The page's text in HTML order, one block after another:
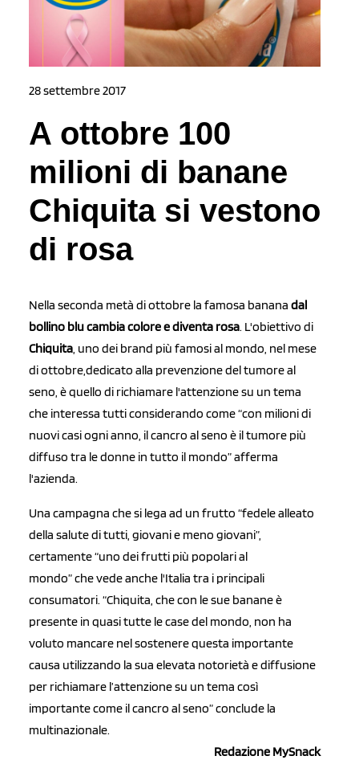
28 settembre 2017
A ottobre 100
milioni di banane
Chiquita si vestono
di rosa
Nella seconda metà di ottobre la famosa banana dal
bollino blu cambia colore e diventa rosa. L'obiettivo di
Chiquita, uno dei brand più famosi al mondo, nel mese
di ottobre,dedicato alla prevenzione del tumore al
seno, è quello di richiamare l'attenzione su un tema
che interessa tutti considerando come “con milioni di
nuovi casi ogni anno, il cancro al seno è il tumore più
diffuso tra le donne in tutto il mondo” afferma
l'azienda.
Una campagna che si lega ad un frutto “fedele alleato
della salute di tutti, giovani e meno giovani”,
certamente “uno dei frutti più popolari al
mondo” che vede anche l'Italia tra i principali
consumatori. “Chiquita, che con le sue banane è
presente in quasi tutte le case del mondo, non ha
voluto mancare nel sostenere questa importante
causa utilizzando la sua elevata notorietà e diffusione
per richiamare l’attenzione su un tema così
importante come il cancro al seno” conclude la
multinazionale.
Redazione MySnack